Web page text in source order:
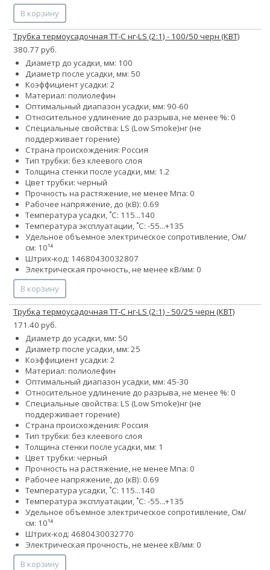
В корзину
Трубка термоусадочная ТТ-С нг-LS (2:1) - 100/50 черн (КВТ)
380.77 руб.
Диаметр до усадки, мм: 100
Диаметр после усадки, мм: 50
Коэффициент усадки: 2
Материал: полиолефин
Оптимальный диапазон усадки, мм: 90-60
Относительное удлинение до разрыва, не менее %: 0
Специальные свойства: LS (Low Smoke)нг (не
поддерживает горение)
Страна происхождения: Россия
Тип трубки: без клеевого слоя
Толщина стенки после усадки, мм: 1.2
Цвет трубки: черный
Прочность на растяжение, не менее Мпа: 0
Рабочее напряжение, до (кВ): 0.69
Температура усадки, ˚С: 115...140
Температура эксплуатации, ˚С: -55...+135
Удельное объемное электрическое сопротивление, Ом/
см: 10¹⁴
Штрих-код: 14680430032807
Электрическая прочность, не менее кВ/мм: 0
В корзину
Трубка термоусадочная ТТ-С нг-LS (2:1) - 50/25 черн (КВТ)
171.40 руб.
Диаметр до усадки, мм: 50
Диаметр после усадки, мм: 25
Коэффициент усадки: 2
Материал: полиолефин
Оптимальный диапазон усадки, мм: 45-30
Относительное удлинение до разрыва, не менее %: 0
Специальные свойства: LS (Low Smoke)нг (не
поддерживает горение)
Страна происхождения: Россия
Тип трубки: без клеевого слоя
Толщина стенки после усадки, мм: 1
Цвет трубки: черный
Прочность на растяжение, не менее Мпа: 0
Рабочее напряжение, до (кВ): 0.69
Температура усадки, ˚С: 115...140
Температура эксплуатации, ˚С: -55...+135
Удельное объемное электрическое сопротивление, Ом/
см: 10¹⁴
Штрих-код: 4680430032770
Электрическая прочность, не менее кВ/мм: 0
В корзину